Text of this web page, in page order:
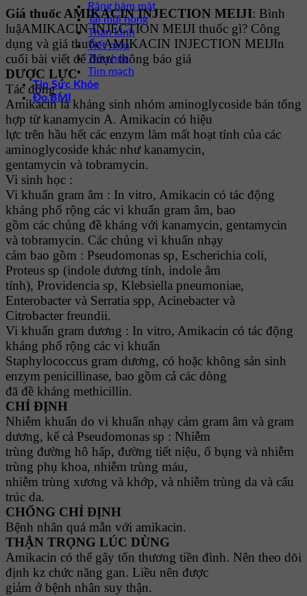
Răng hàm mặt
Tai mũi họng
Thần kinh
Tiết niệu
Tiêu hóa
Tim mạch
Tin Sức Khỏe
Đo BMI
Giá thuốc AMIKACIN INJECTION MEIJI: Bình
luậAMIKACIN INJECTION MEIJI thuốc gì? Công
dụng và giá thuốc AMIKACIN INJECTION MEIJIn
cuối bài viết để được thông báo giá
DƯỢC LỰC
Tác động :
Amikacin là kháng sinh nhóm aminoglycoside bán tổng
hợp từ kanamycin A. Amikacin có hiệu
lực trên hầu hết các enzym làm mất hoạt tính của các
aminoglycoside khác như kanamycin,
gentamycin và tobramycin.
Vi sinh học :
Vi khuẩn gram âm : In vitro, Amikacin có tác động
kháng phổ rộng các vi khuẩn gram âm, bao
gồm các chủng đề kháng với kanamycin, gentamycin
và tobramycin. Các chủng vi khuẩn nhạy
cảm bao gồm : Pseudomonas sp, Escherichia coli,
Proteus sp (indole dương tính, indole âm
tính), Providencia sp, Klebsiella pneumoniae,
Enterobacter và Serratia spp, Acinebacter và
Citrobacter freundii.
Vi khuẩn gram dương : In vitro, Amikacin có tác động
kháng phổ rộng các vi khuẩn
Staphylococcus gram dương, có hoặc không sản sinh
enzym penicillinase, bao gồm cả các dòng
đã đề kháng methicillin.
CHỈ ĐỊNH
Nhiễm khuẩn do vi khuẩn nhạy cảm gram âm và gram
dương, kể cả Pseudomonas sp : Nhiễm
trùng đường hô hấp, đường tiết niệu, ổ bụng và nhiễm
trùng phụ khoa, nhiễm trùng máu,
nhiễm trùng xương và khớp, và nhiễm trùng da và cấu
trúc da.
CHỐNG CHỈ ĐỊNH
Bệnh nhân quá mẫn với amikacin.
THẬN TRỌNG LÚC DÙNG
Amikacin có thể gây tổn thương tiền đình. Nên theo dõi
định kz chức năng gan. Liều nên được
giảm ở bệnh nhân suy thận.